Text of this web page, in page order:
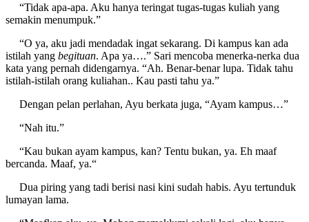
“Tidak apa-apa. Aku hanya teringat tugas-tugas kuliah yang
semakin menumpuk.”
“O ya, aku jadi mendadak ingat sekarang. Di kampus kan ada
istilah yang begituan. Apa ya….” Sari mencoba menerka-nerka dua
kata yang pernah didengarnya. “Ah. Benar-benar lupa. Tidak tahu
istilah-istilah orang kuliahan.. Kau pasti tahu ya.”
Dengan pelan perlahan, Ayu berkata juga, “Ayam kampus…”
“Nah itu.”
“Kau bukan ayam kampus, kan? Tentu bukan, ya. Eh maaf
bercanda. Maaf, ya.“
Dua piring yang tadi berisi nasi kini sudah habis. Ayu tertunduk
lumayan lama.